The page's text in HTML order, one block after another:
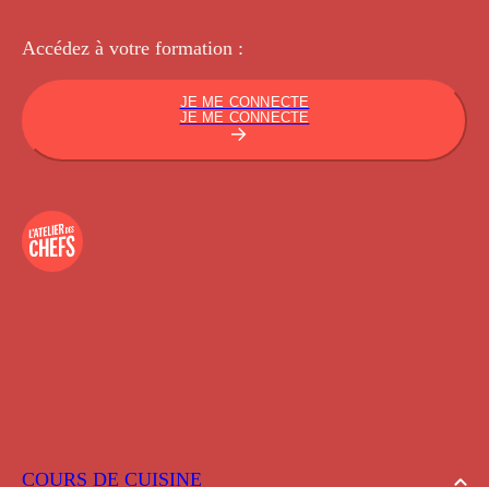
COURS DE CUISINE
Accédez à votre formation :
JE ME CONNECTE
JE ME CONNECTE